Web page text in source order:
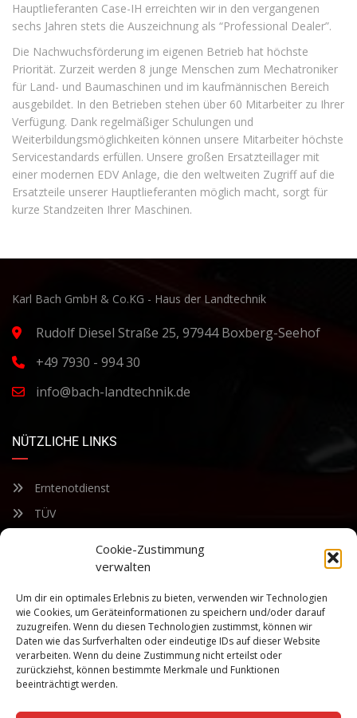
Cookie-Zustimmung
verwalten
Um dir ein optimales Erlebnis zu bieten, verwenden wir Technologien
wie Cookies, um Geräteinformationen zu speichern und/oder darauf
zuzugreifen. Wenn du diesen Technologien zustimmst, können wir
Daten wie das Surfverhalten oder eindeutige IDs auf dieser Website
verarbeiten. Wenn du deine Zustimmung nicht erteilst oder
zurückziehst, können bestimmte Merkmale und Funktionen
beeinträchtigt werden.
Hauptlieferanten Case-IH erreichten wir in den vergangenen
sechs Jahren stets die Auszeichnung als “Professional Dealer”.
Die Nachwuchsförderung im eigenen Betrieb hat höchste
Priorität. Zurzeit werden 8 junge Menschen zum Mechatroniker
für Land- und Baumaschinen und im kaufmännischen Bereich
ausgebildet. In den Betrieben stehen über 60 Mitarbeiter zu Ihrer
Verfügung. Dank regelmäßiger Schulungen und
Weiterbildungsmöglichkeiten können unsere Mitarbeiter höchste
Servicestandards erfüllen. Unsere großen Ersatzteillager mit
einer modernen EDV Anlage, die den weltweiten Zugriff auf die
Ersatzteile unserer Hauptlieferanten möglich macht, sorgt für
kurze Standzeiten Ihrer Maschinen.
Karl Bach GmbH & Co.KG - Haus der Landtechnik
Rudolf Diesel Straße 25, 97944 Boxberg-Seehof
+49 7930 - 994 30
info@bach-landtechnik.de
NÜTZLICHE LINKS
Erntenotdienst
TÜV
Bleiben Sie auf dem Laufenden über unsere sich ständig
weiterentwickelnden Produkteigenschaften und Technologien.
Geben Sie Ihre E-Mail-Adresse ein und abonnieren Sie unseren
Newsletter.